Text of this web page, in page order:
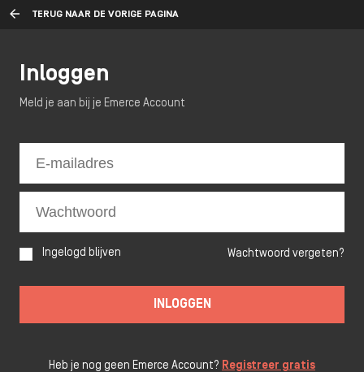
TERUG NAAR DE VORIGE PAGINA
Inloggen
Meld je aan bij je Emerce Account
Ingelogd blijven Wachtwoord vergeten?
INLOGGEN
Heb je nog geen Emerce Account? Registreer gratis